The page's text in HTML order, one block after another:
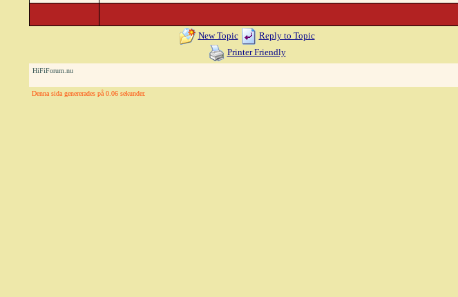
New Topic
Reply to Topic
Printer Friendly
HiFiForum.nu
Denna sida genererades på 0.06 sekunder.